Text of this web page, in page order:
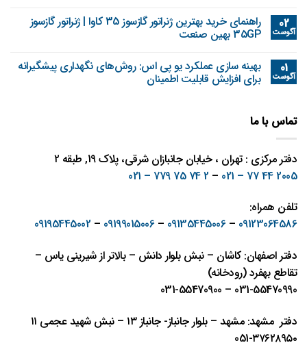
02
آگوست
راهنمای خرید بهترین ژنراتور گازسوز 35 کاوا | ژنراتور گازسوز
35GP بهین صنعت
01
آگوست
بهینه‌ سازی عملکرد یو پی اس: روش‌های نگهداری پیشگیرانه
برای افزایش قابلیت اطمینان
تماس با ما
دفتر مرکزی : تهران ، خیابان جانبازان شرقی، پلاک 19, طبقه ۲
2005 44 77 – 021
–
2 74 75 779 – 021
تلفن همراه:
09123064586
–
09135445006
–
09199015006
–
09195445002
دفتر اصفهان: کاشان – نبش بلوار دانش – بالاتر از شیرینی یاس –
تقاطع بهفرد (رودخانه)
031-55470990 – 031-55470900
دفتر مشهد: مشهد – بلوار جانباز- جانباز ١٣ – نبش شهيد عجمی ١١
٣٧٦٢٨٩٥٠-051